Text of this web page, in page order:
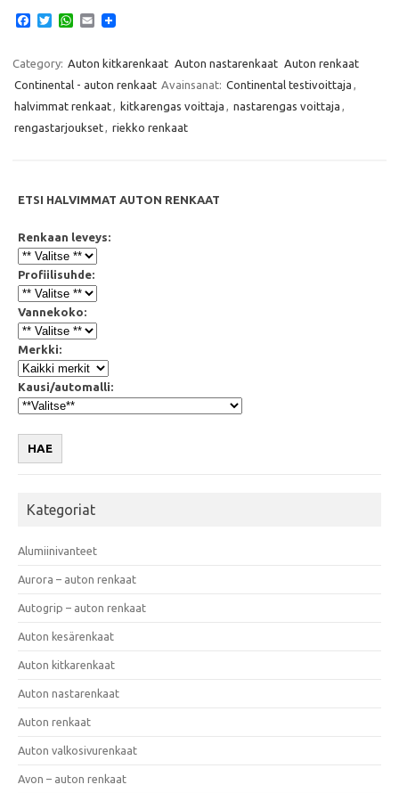
e
b
o
o
T
t
e
r
W
t
A
p
E
i
l
Category: Auton kitkarenkaat Auton nastarenkaat Auton renkaat
Continental - auton renkaat Avainsanat: Continental testivoittaja
halvimmat renkaat
kitkarengas voittaja nastarengas voittaja
rengastarjoukset
riekko renkaat
ETSI HALVIMMAT AUTON RENKAAT
Renkaan leveys:
Profiilisuhde:
Vannekoko:
Merkki:
Kausi/automalli:
HAE
Kategoriat
Alumiinivanteet
Aurora – auton renkaat
Autogrip – auton renkaat
Auton kesärenkaat
Auton kitkarenkaat
Auton nastarenkaat
Auton renkaat
Auton valkosivurenkaat
Avon – auton renkaat